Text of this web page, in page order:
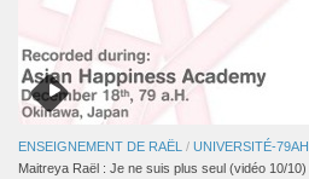
ENSEIGNEMENT DE RAËL / UNIVERSITÉ-79AH
Maitreya Raël : Je ne suis plus seul (vidéo 10/10)